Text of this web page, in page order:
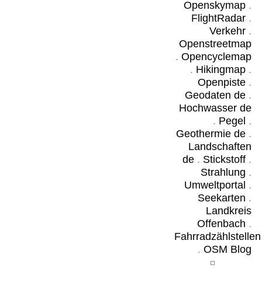
Openskymap.
FlightRadar.
Verkehr.
Openstreetmap
. Opencyclemap
. Hikingmap.
Openpiste.
Geodaten de.
Hochwasser de
. Pegel .
Geothermie de.
Landschaften
de. Stickstoff.
Strahlung .
Umweltportal .
Seekarten .
Landkreis
Offenbach .
Fahrradzählstellen
. OSM Blog